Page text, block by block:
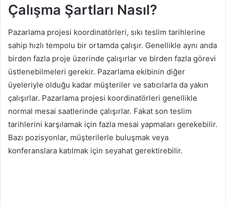
Çalışma Şartları Nasıl?
Pazarlama projesi koordinatörleri, sıkı teslim tarihlerine
sahip hızlı tempolu bir ortamda çalışır. Genellikle aynı anda
birden fazla proje üzerinde çalışırlar ve birden fazla görevi
üstlenebilmeleri gerekir. Pazarlama ekibinin diğer
üyeleriyle olduğu kadar müşteriler ve satıcılarla da yakın
çalışırlar. Pazarlama projesi koordinatörleri genellikle
normal mesai saatlerinde çalışırlar. Fakat son teslim
tarihlerini karşılamak için fazla mesai yapmaları gerekebilir.
Bazı pozisyonlar, müşterilerle buluşmak veya
konferanslara katılmak için seyahat gerektirebilir.